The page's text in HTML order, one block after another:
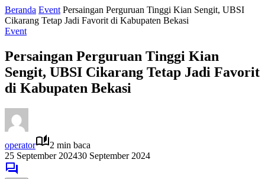
Beranda Event Persaingan Perguruan Tinggi Kian Sengit, UBSI
Cikarang Tetap Jadi Favorit di Kabupaten Bekasi
Event
Persaingan Perguruan Tinggi Kian
Sengit, UBSI Cikarang Tetap Jadi Favorit
di Kabupaten Bekasi
operator
2 min baca
25 September 202430 September 2024